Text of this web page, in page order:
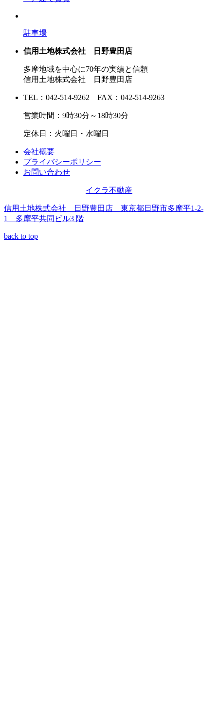
駐車場
信用土地株式会社 日野豊田店
多摩地域を中心に70年の実績と信頼
信用土地株式会社 日野豊田店
TEL：042-514-9262 FAX：042-514-9263
営業時間：9時30分～18時30分
定休日：火曜日・水曜日
会社概要
プライバシーポリシー
お問い合わせ
イクラ不動産
信用土地株式会社 日野豊田店 東京都日野市多摩平1-2-
1 多摩平共同ビル3 階
back to top